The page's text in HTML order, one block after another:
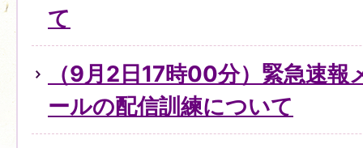
て
（9月2日17時00分）緊急速
ールの配信訓練について